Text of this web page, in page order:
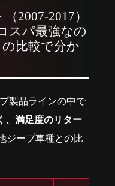
2007-2017）
スパ最強なの
比較で分か
製品ラインの中で
、満足度のリター
ジープ車種との比